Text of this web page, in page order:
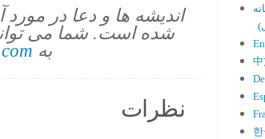
اندیشه ها و دعا در مورد
شده است. شما می
به
نظرات